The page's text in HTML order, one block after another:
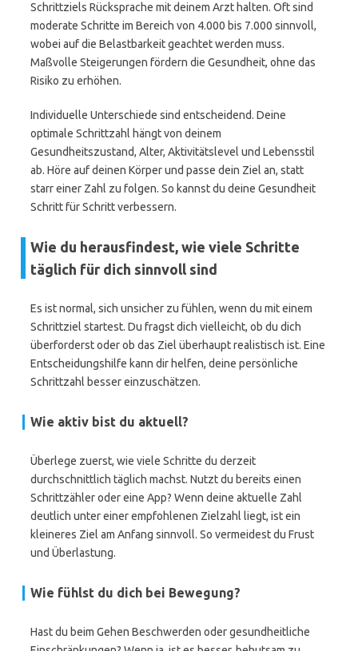
Schrittziels Rücksprache mit deinem Arzt halten. Oft sind
moderate Schritte im Bereich von 4.000 bis 7.000 sinnvoll,
wobei auf die Belastbarkeit geachtet werden muss.
Maßvolle Steigerungen fördern die Gesundheit, ohne das
Risiko zu erhöhen.
Individuelle Unterschiede sind entscheidend. Deine
optimale Schrittzahl hängt von deinem
Gesundheitszustand, Alter, Aktivitätslevel und Lebensstil
ab. Höre auf deinen Körper und passe dein Ziel an, statt
starr einer Zahl zu folgen. So kannst du deine Gesundheit
Schritt für Schritt verbessern.
Wie du herausfindest, wie viele Schritte
täglich für dich sinnvoll sind
Es ist normal, sich unsicher zu fühlen, wenn du mit einem
Schrittziel startest. Du fragst dich vielleicht, ob du dich
überforderst oder ob das Ziel überhaupt realistisch ist. Eine
Entscheidungshilfe kann dir helfen, deine persönliche
Schrittzahl besser einzuschätzen.
Wie aktiv bist du aktuell?
Überlege zuerst, wie viele Schritte du derzeit
durchschnittlich täglich machst. Nutzt du bereits einen
Schrittzähler oder eine App? Wenn deine aktuelle Zahl
deutlich unter einer empfohlenen Zielzahl liegt, ist ein
kleineres Ziel am Anfang sinnvoll. So vermeidest du Frust
und Überlastung.
Wie fühlst du dich bei Bewegung?
Hast du beim Gehen Beschwerden oder gesundheitliche